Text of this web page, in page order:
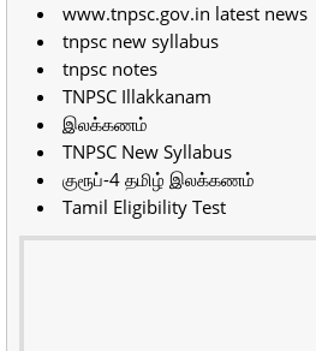
www.tnpsc.gov.in latest news
tnpsc new syllabus
tnpsc notes
TNPSC Illakkanam
இலக்கணம்
TNPSC New Syllabus
குரூப்-4 தமிழ் இலக்கணம்
Tamil Eligibility Test